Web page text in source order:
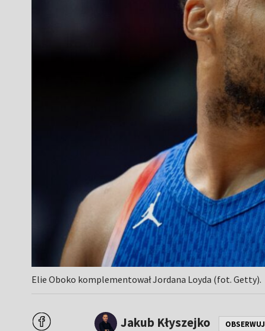
Elie Oboko komplementował Jordana Loyda (fot. Getty).
Jakub Kłyszejko OBSERWUJ